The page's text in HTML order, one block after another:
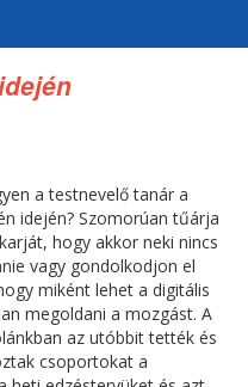
a testnevelő tanár a
idején? Szomorúan tűárja
hogy akkor neki nincs
vagy gondolkodjon el
miként lehet a digitális
megoldani a mozgást. A
az utóbbit tették és
csoportokat a